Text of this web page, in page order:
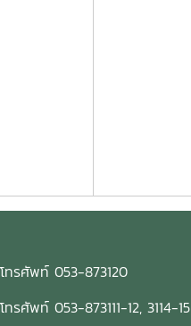
ทรศัพท์ 053-873120
ทรศัพท์ 053-873111-12, 3114-15